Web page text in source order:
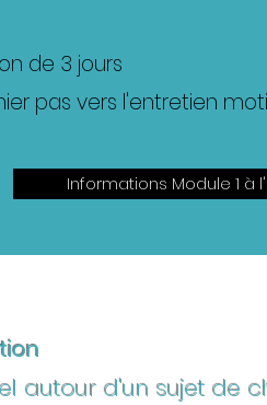
de 3 jours
pas vers l'entretien
Informations Module 1 à
autour d'un sujet de